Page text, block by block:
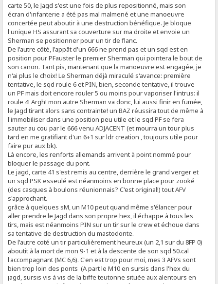
carte 50, le Jagd s'est une fois de plus repositionné, mais son
écran d'infanterie a été pas mal malmené et une manoeuvre
concertée peut aboutir à une destruction bénéfique. Je bloque
l'unique HS assurant sa couverture sur ma droite et envoie un
Sherman se positionner pour un tir de flanc.
De l'autre côté, l'appât d'un 666 ne prend pas et un sqd est en
position pour PFauster le premier Sherman qui pointera le bout de
son canon. Tant pis, mantenant que la manoeuvre est engagée, je
n'ai plus le choix! Le Sherman déjà miraculé s'avance: première
tentative, le sqd roule 6 et PIN, bien, seconde tentative, il trouve
un PF mais doit encore rouler 5 ou moins pour vaporiser l'intrus: il
roule 4! Argh! mon autre Sherman va donc, lui aussi finir en fumée,
le Jagd tirant alors sans contrainte! un BAZ réussira tout de même à
l'immobiliser dans une position peu utile et le sqd PF se fera
sauter au cou par le 666 venu ADJACENT (et mourra un tour plus
tard en me gratifiant d'un 6+1 sur ldr creation , toujours utile pour
faire pur aux bk).
Là encore, les renforts allemands arrivent à point nommé pour
bloquer le passage du pont.
Le jagd, carte 41 s'est remis au centre, derrière le grand verger et
un sqd PSK esseulé est néanmoins en bonne place pour zooké
(des casques à boulons réunionnais? C'est original!) tout AFV
s'approchant.
grâce à quelques sM, un M10 peut quand même s'élancer pour
aller prendre le Jagd dans son propre hex, il échappe à tous les
tirs, mais est néanmoins PIN sur un tir sur le crew et échoue dans
sa tentative de destruction du mastodonte.
De l'autre coté un tir particulièrement heureux (un 2,1 sur du 8FP 0)
aboutit à la mort de mon 9-1 et à la descente de son sqd 50.cal
l'accompagnant (MC 6,6). C'en est trop pour moi, mes 3 AFVs sont
bien trop loin des ponts (A part le M10 en sursis dans l'hex du
jagd, sursis vis à vis de la biffe teutonne située aux alentours en